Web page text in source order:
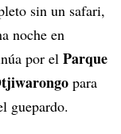
sin un safari,
noche en
por el Parque
para
guepardo.